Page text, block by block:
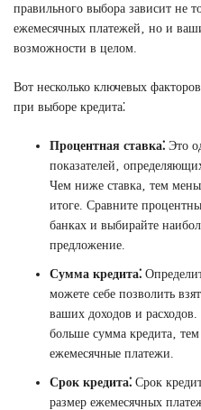
правильного выбора зависит не
ежемесячных платежей‚ но и
возможности в целом.
Вот несколько ключевых
при выборе кредита⁚
Процентная ставка⁚ Это
показателей‚
Чем ниже ставка‚ тем
итоге. Сравните
банках и выбирайте
предложение.
Сумма кредита⁚
можете себе позволить
ваших доходов и
больше сумма кредита‚
ежемесячные платежи.
Срок кредита⁚ Срок
размер ежемесячных